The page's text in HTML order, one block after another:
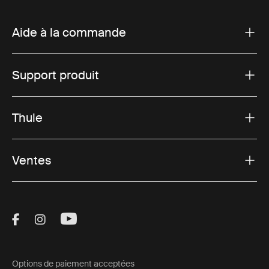
Aide à la commande
Support produit
Thule
Ventes
Visit Thule on Facebook (external link)
Visit Thule on Instagram (external link)
Visit Thule on Youtube (external
Options de paiement acceptées